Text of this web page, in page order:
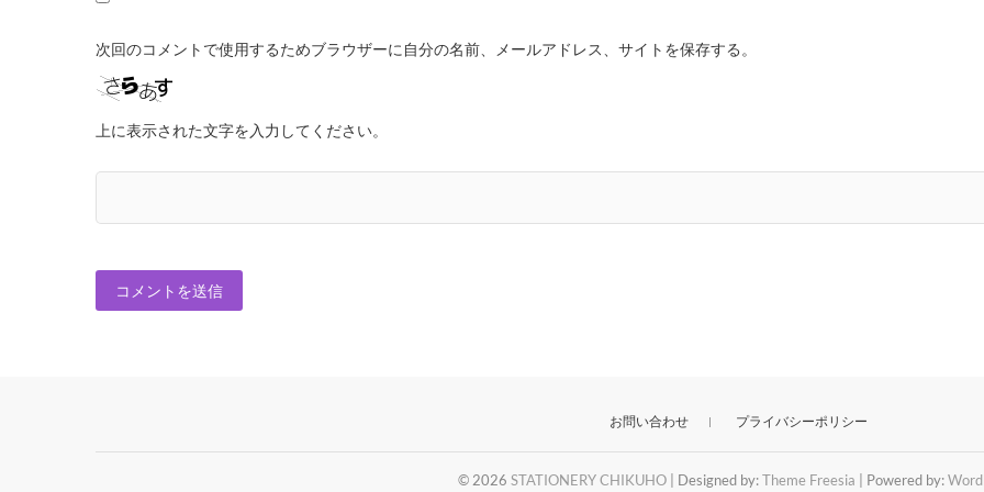
次回のコメントで使用するためブラウザーに自分の名前、メールアドレス、サイトを保存する。
上に表示された文字を入力してください。
お問い合わせ プライバシーポリシー
© 2026 STATIONERY CHIKUHO | Designed by:Theme Freesia | Powered by: